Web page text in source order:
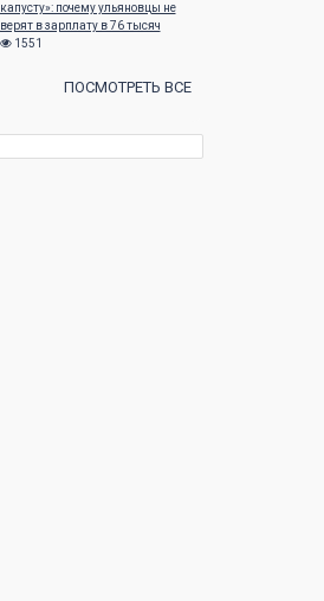
капусту»: почему ульяновцы не
верят в зарплату в 76 тысяч
1551
ПОСМОТРЕТЬ ВСЕ